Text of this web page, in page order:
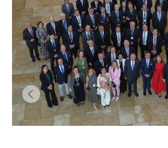
&lsaquo; Anterior